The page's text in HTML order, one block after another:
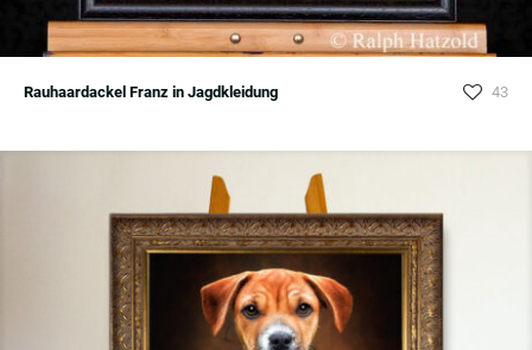
Rauhaardackel Franz in Jagdkleidung 43